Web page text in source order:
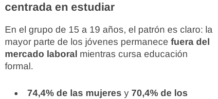
centrada en estudiar
En el grupo de 15 a 19 años, el patrón es claro: la
mayor parte de los jóvenes permanece fuera del
mercado laboral mientras cursa educación
formal.
74,4% de las mujeres y 70,4% de los